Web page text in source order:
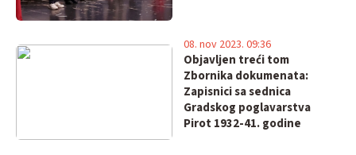
Objavljen treći tom
Zbornika dokumenata:
Zapisnici sa sednica
Gradskog poglavarstva
Pirot 1932-41. godine
08. nov 2023. 09:36